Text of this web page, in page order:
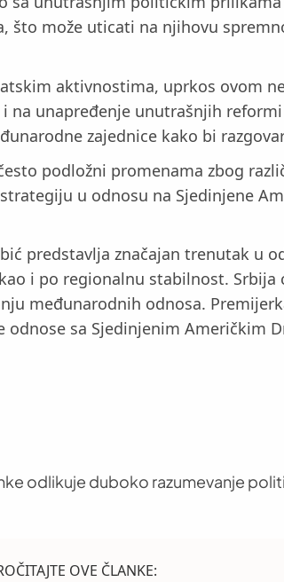
može uticati na njihovu
aktivnostima, uprkos ovom
unapređenje unutrašnjih
zajednice kako bi
podložni promenama zbog
u odnosu na Sjedinjene
predstavlja značajan trenutak u
i po regionalnu stabilnost. Srbija
međunarodnih odnosa.
sa Sjedinjenim Američkim
odlikuje duboko razumevanje
OVE ČLANKE: